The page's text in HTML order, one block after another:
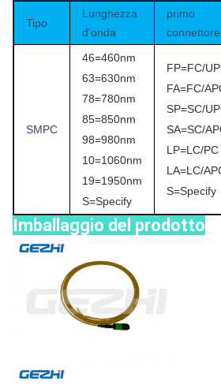
Tipo
Lunghezza
d'onda
primo
connettore
SMPC
46=460nm
63=630nm
78=780nm
85=850nm
98=980nm
10=1060nm
19=1950nm
S=Specify
FP=FC/
FA=FC/
SP=SC/
SA=SC/
LP=LC/PC
LA=LC/
S=Specify
Imballaggio del prodotto